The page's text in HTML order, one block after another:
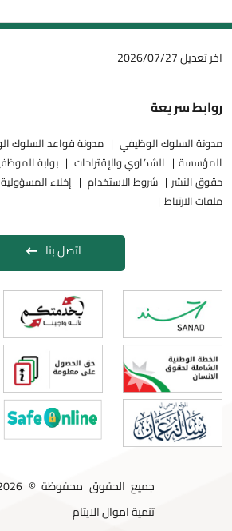
اخر تعديل2026/07/27
روابط سريعة
مدونة السلوك الوظيفي
مدونة قواعد السلوك
المؤسسة
الشكاوي والإقتراحات بوابة
حقوق النشر
شروط الاستخدام إخلاء المسؤولية
ملفات الارتباط
اتصل بنا
تنمية اموال الايتام